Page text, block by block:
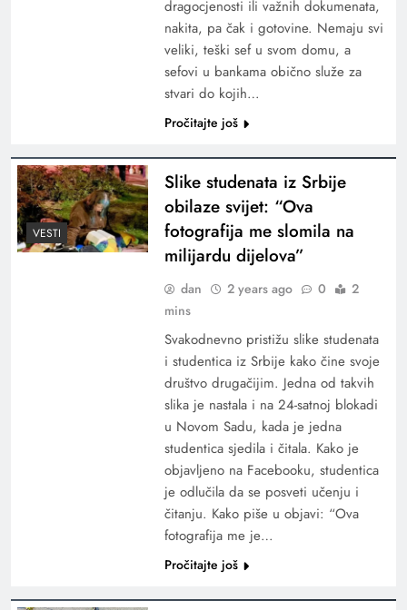
dragocjenosti ili važnih dokumenata,
nakita, pa čak i gotovine. Nemaju svi
veliki, teški sef u svom domu, a
sefovi u bankama obično služe za
stvari do kojih…
Pročitajte još
VESTI
Slike studenata iz Srbije
obilaze svijet: “Ova
fotografija me slomila na
milijardu dijelova”
dan 2 years ago 0
2
mins
Svakodnevno pristižu slike studenata
i studentica iz Srbije kako čine svoje
društvo drugačijim. Jedna od takvih
slika je nastala i na 24-satnoj blokadi
u Novom Sadu, kada je jedna
studentica sjedila i čitala. Kako je
objavljeno na Facebooku, studentica
je odlučila da se posveti učenju i
čitanju. Kako piše u objavi: “Ova
fotografija me je…
Pročitajte još